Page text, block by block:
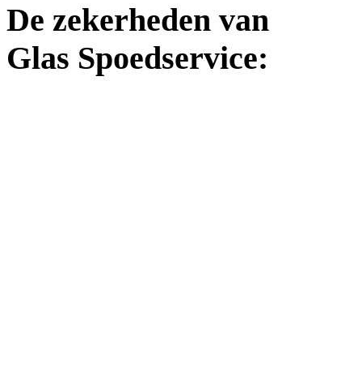
De zekerheden van
Glas Spoedservice: